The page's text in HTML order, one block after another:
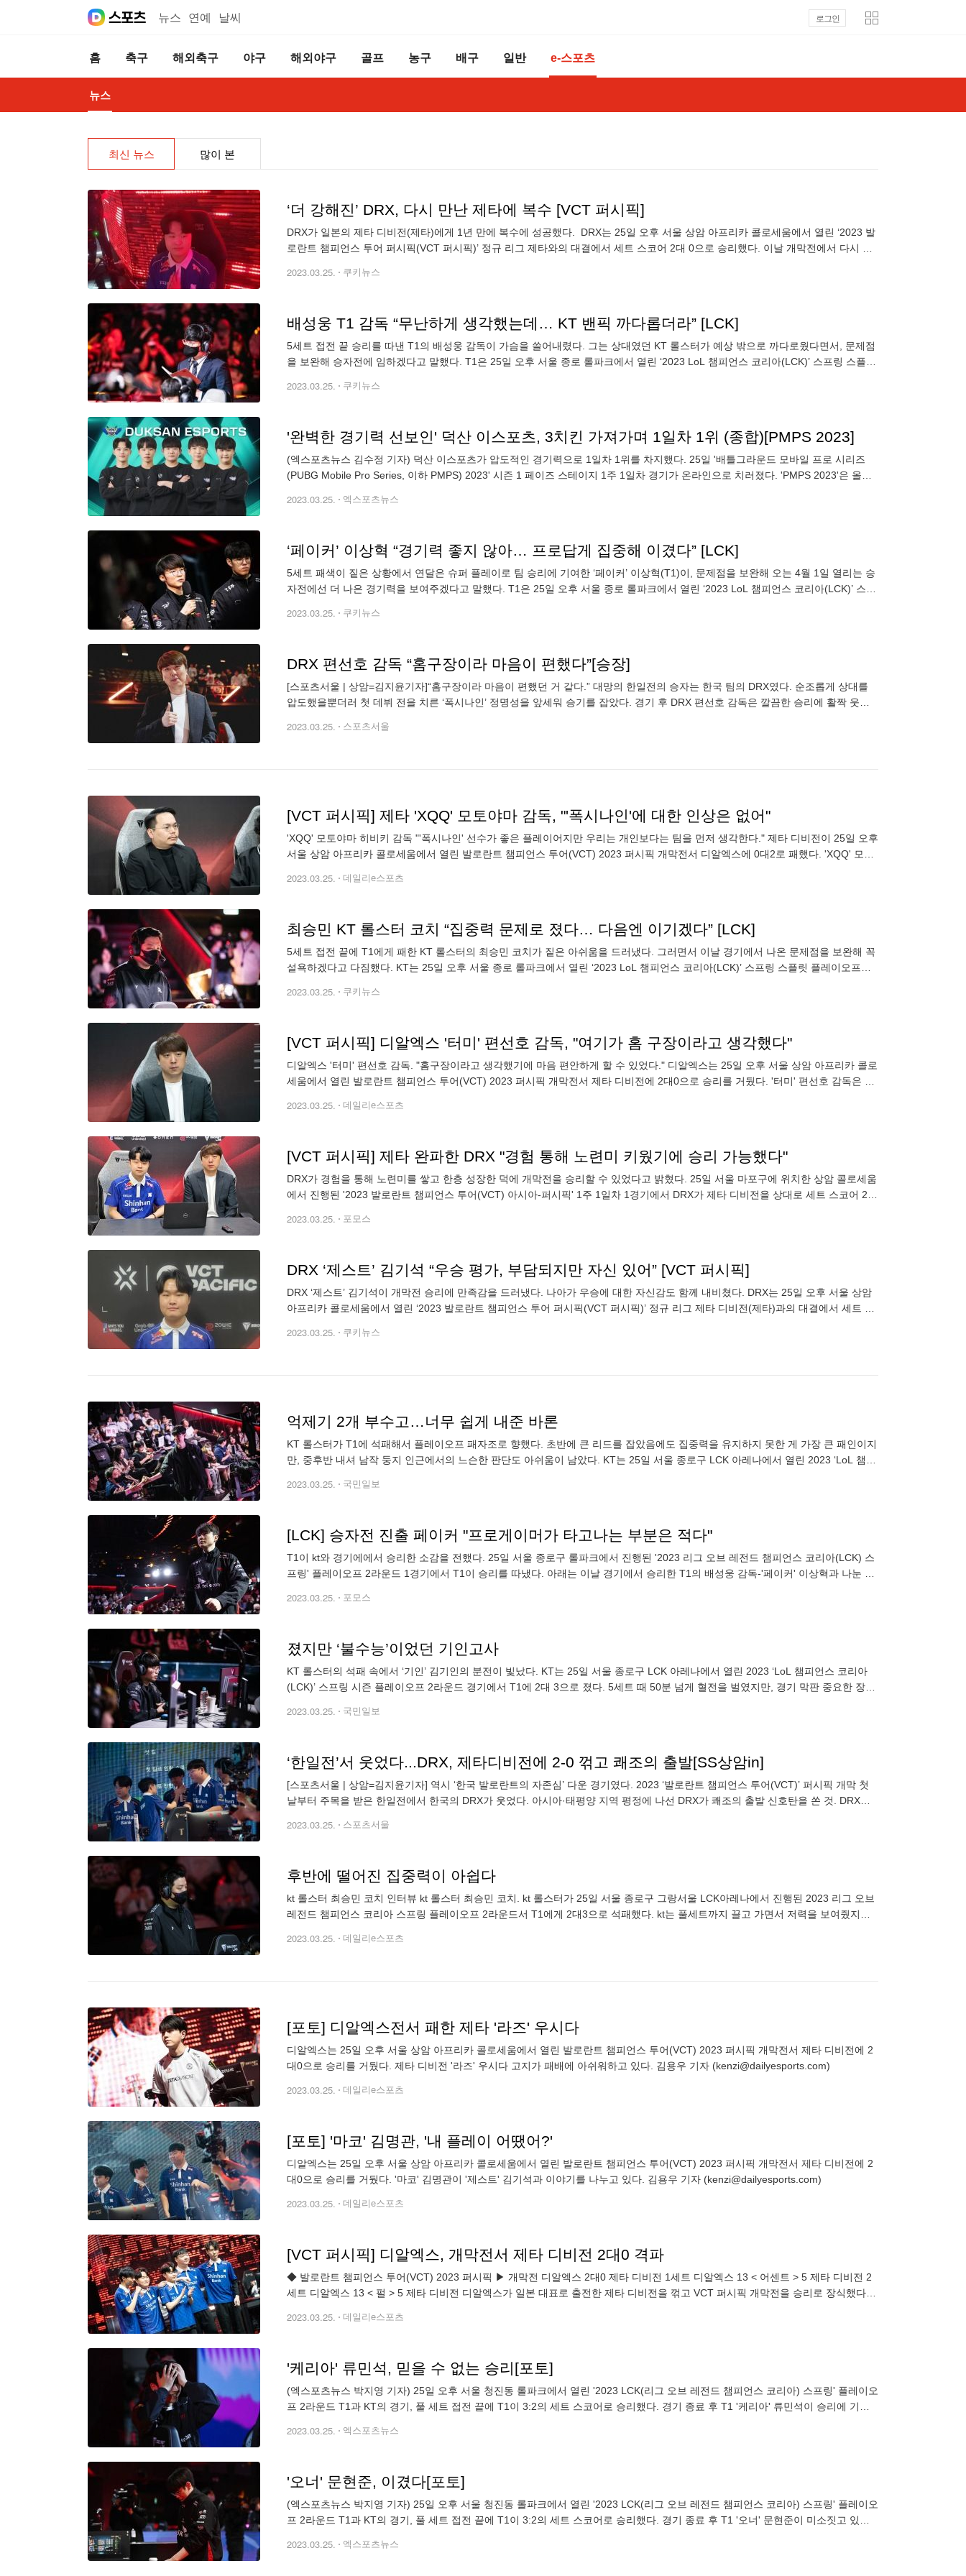
뉴스 연예 날씨 로그인
홈 축구 해외축구 야구 해외야구 골프 농구 배구 일반 e-스포츠
뉴스
최신 뉴스 많이 본
‘더 강해진’ DRX, 다시 만난 제타에 복수 [VCT 퍼시픽]
DRX가 일본의 제타 디비전(제타)에게 1년 만에 복수에 성공했다. DRX는 25일 오후 서울 상암 아프리카 콜로세움에서 열린 ‘2023 발
로란트 챔피언스 투어 퍼시픽(VCT 퍼시픽)’ 정규 리그 제타와의 대결에서 세트 스코어 2대 0으로 승리했다. 이날 개막전에서 다시 성
2023.03.25. 쿠키뉴스
배성웅 T1 감독 “무난하게 생각했는데… KT 밴픽 까다롭더라” [LCK]
5세트 접전 끝 승리를 따낸 T1의 배성웅 감독이 가슴을 쓸어내렸다. 그는 상대였던 KT 롤스터가 예상 밖으로 까다로웠다면서, 문제점
을 보완해 승자전에 임하겠다고 말했다. T1은 25일 오후 서울 종로 롤파크에서 열린 ‘2023 LoL 챔피언스 코리아(LCK)’ 스프링 스플릿
2023.03.25. 쿠키뉴스
'완벽한 경기력 선보인' 덕산 이스포츠, 3치킨 가져가며 1일차 1위 (종합)[PMPS 2023]
(엑스포츠뉴스 김수정 기자) 덕산 이스포츠가 압도적인 경기력으로 1일차 1위를 차지했다. 25일 '배틀그라운드 모바일 프로 시리즈
(PUBG Mobile Pro Series, 이하 PMPS) 2023' 시즌 1 페이즈 스테이지 1주 1일차 경기가 온라인으로 치러졌다. 'PMPS 2023'은 올해
2023.03.25. 엑스포츠뉴스
‘페이커’ 이상혁 “경기력 좋지 않아… 프로답게 집중해 이겼다” [LCK]
5세트 패색이 짙은 상황에서 연달은 슈퍼 플레이로 팀 승리에 기여한 ‘페이커’ 이상혁(T1)이, 문제점을 보완해 오는 4월 1일 열리는 승
자전에선 더 나은 경기력을 보여주겠다고 말했다. T1은 25일 오후 서울 종로 롤파크에서 열린 ‘2023 LoL 챔피언스 코리아(LCK)’ 스프
2023.03.25. 쿠키뉴스
DRX 편선호 감독 “홈구장이라 마음이 편했다”[승장]
[스포츠서울 | 상암=김지윤기자]“홈구장이라 마음이 편했던 거 같다.” 대망의 한일전의 승자는 한국 팀의 DRX였다. 순조롭게 상대를
압도했을뿐더러 첫 데뷔 전을 치른 ‘폭시나인’ 정명성을 앞세워 승기를 잡았다. 경기 후 DRX 편선호 감독은 깔끔한 승리에 활짝 웃으
2023.03.25. 스포츠서울
[VCT 퍼시픽] 제타 'XQQ' 모토야마 감독, "'폭시나인'에 대한 인상은 없어"
'XQQ' 모토야마 히비키 감독 "'폭시나인' 선수가 좋은 플레이어지만 우리는 개인보다는 팀을 먼저 생각한다." 제타 디비전이 25일 오후
서울 상암 아프리카 콜로세움에서 열린 발로란트 챔피언스 투어(VCT) 2023 퍼시픽 개막전서 디알엑스에 0대2로 패했다. 'XQQ' 모토
2023.03.25. 데일리e스포츠
최승민 KT 롤스터 코치 “집중력 문제로 졌다… 다음엔 이기겠다” [LCK]
5세트 접전 끝에 T1에게 패한 KT 롤스터의 최승민 코치가 짙은 아쉬움을 드러냈다. 그러면서 이날 경기에서 나온 문제점을 보완해 꼭
설욕하겠다고 다짐했다. KT는 25일 오후 서울 종로 롤파크에서 열린 ‘2023 LoL 챔피언스 코리아(LCK)’ 스프링 스플릿 플레이오프
2023.03.25. 쿠키뉴스
[VCT 퍼시픽] 디알엑스 '터미' 편선호 감독, "여기가 홈 구장이라고 생각했다"
디알엑스 '터미' 편선호 감독. "홈구장이라고 생각했기에 마음 편안하게 할 수 있었다." 디알엑스는 25일 오후 서울 상암 아프리카 콜로
세움에서 열린 발로란트 챔피언스 투어(VCT) 2023 퍼시픽 개막전서 제타 디비전에 2대0으로 승리를 거뒀다. '터미' 편선호 감독은 경
2023.03.25. 데일리e스포츠
[VCT 퍼시픽] 제타 완파한 DRX "경험 통해 노련미 키웠기에 승리 가능했다"
DRX가 경험을 통해 노련미를 쌓고 한층 성장한 덕에 개막전을 승리할 수 있었다고 밝혔다. 25일 서울 마포구에 위치한 상암 콜로세움
에서 진행된 '2023 발로란트 챔피언스 투어(VCT) 아시아-퍼시픽' 1주 1일차 1경기에서 DRX가 제타 디비전을 상대로 세트 스코어 2:0
2023.03.25. 포모스
DRX ‘제스트’ 김기석 “우승 평가, 부담되지만 자신 있어” [VCT 퍼시픽]
DRX ‘제스트’ 김기석이 개막전 승리에 만족감을 드러냈다. 나아가 우승에 대한 자신감도 함께 내비쳤다. DRX는 25일 오후 서울 상암
아프리카 콜로세움에서 열린 ‘2023 발로란트 챔피언스 투어 퍼시픽(VCT 퍼시픽)’ 정규 리그 제타 디비전(제타)과의 대결에서 세트 스
2023.03.25. 쿠키뉴스
억제기 2개 부수고…너무 쉽게 내준 바론
KT 롤스터가 T1에 석패해서 플레이오프 패자조로 향했다. 초반에 큰 리드를 잡았음에도 집중력을 유지하지 못한 게 가장 큰 패인이지
만, 중후반 내셔 남작 둥지 인근에서의 느슨한 판단도 아쉬움이 남았다. KT는 25일 서울 종로구 LCK 아레나에서 열린 2023 ‘LoL 챔피
2023.03.25. 국민일보
[LCK] 승자전 진출 페이커 "프로게이머가 타고나는 부분은 적다"
T1이 kt와 경기에에서 승리한 소감을 전했다. 25일 서울 종로구 롤파크에서 진행된 '2023 리그 오브 레전드 챔피언스 코리아(LCK) 스
프링' 플레이오프 2라운드 1경기에서 T1이 승리를 따냈다. 아래는 이날 경기에서 승리한 T1의 배성웅 감독-'페이커' 이상혁과 나눈 인
2023.03.25. 포모스
졌지만 ‘불수능’이었던 기인고사
KT 롤스터의 석패 속에서 ‘기인’ 김기인의 분전이 빛났다. KT는 25일 서울 종로구 LCK 아레나에서 열린 2023 ‘LoL 챔피언스 코리아
(LCK)’ 스프링 시즌 플레이오프 2라운드 경기에서 T1에 2대 3으로 졌다. 5세트 때 50분 넘게 혈전을 벌였지만, 경기 막판 중요한 장로
2023.03.25. 국민일보
‘한일전’서 웃었다...DRX, 제타디비전에 2-0 꺾고 쾌조의 출발[SS상암in]
[스포츠서울 | 상암=김지윤기자] 역시 ‘한국 발로란트의 자존심’ 다운 경기였다. 2023 ‘발로란트 챔피언스 투어(VCT)’ 퍼시픽 개막 첫
날부터 주목을 받은 한일전에서 한국의 DRX가 웃었다. 아시아·태평양 지역 평정에 나선 DRX가 쾌조의 출발 신호탄을 쏜 것. DRX는
2023.03.25. 스포츠서울
후반에 떨어진 집중력이 아쉽다
kt 롤스터 최승민 코치 인터뷰 kt 롤스터 최승민 코치. kt 롤스터가 25일 서울 종로구 그랑서울 LCK아레나에서 진행된 2023 리그 오브
레전드 챔피언스 코리아 스프링 플레이오프 2라운드서 T1에게 2대3으로 석패했다. kt는 풀세트까지 끌고 가면서 저력을 보여줬지만,
2023.03.25. 데일리e스포츠
[포토] 디알엑스전서 패한 제타 '라즈' 우시다
디알엑스는 25일 오후 서울 상암 아프리카 콜로세움에서 열린 발로란트 챔피언스 투어(VCT) 2023 퍼시픽 개막전서 제타 디비전에 2
대0으로 승리를 거뒀다. 제타 디비전 '라즈' 우시다 고지가 패배에 아쉬워하고 있다. 김용우 기자 (kenzi@dailyesports.com)
2023.03.25. 데일리e스포츠
[포토] '마코' 김명관, '내 플레이 어땠어?'
디알엑스는 25일 오후 서울 상암 아프리카 콜로세움에서 열린 발로란트 챔피언스 투어(VCT) 2023 퍼시픽 개막전서 제타 디비전에 2
대0으로 승리를 거뒀다. '마코' 김명관이 '제스트' 김기석과 이야기를 나누고 있다. 김용우 기자 (kenzi@dailyesports.com)
2023.03.25. 데일리e스포츠
[VCT 퍼시픽] 디알엑스, 개막전서 제타 디비전 2대0 격파
◆ 발로란트 챔피언스 투어(VCT) 2023 퍼시픽 ▶ 개막전 디알엑스 2대0 제타 디비전 1세트 디알엑스 13 < 어센트 > 5 제타 디비전 2
세트 디알엑스 13 < 펄 > 5 제타 디비전 디알엑스가 일본 대표로 출전한 제타 디비전을 꺾고 VCT 퍼시픽 개막전을 승리로 장식했다.
2023.03.25. 데일리e스포츠
'케리아' 류민석, 믿을 수 없는 승리[포토]
(엑스포츠뉴스 박지영 기자) 25일 오후 서울 청진동 롤파크에서 열린 '2023 LCK(리그 오브 레전드 챔피언스 코리아) 스프링' 플레이오
프 2라운드 T1과 KT의 경기, 풀 세트 접전 끝에 T1이 3:2의 세트 스코어로 승리했다. 경기 종료 후 T1 '케리아' 류민석이 승리에 기뻐
2023.03.25. 엑스포츠뉴스
'오너' 문현준, 이겼다[포토]
(엑스포츠뉴스 박지영 기자) 25일 오후 서울 청진동 롤파크에서 열린 '2023 LCK(리그 오브 레전드 챔피언스 코리아) 스프링' 플레이오
프 2라운드 T1과 KT의 경기, 풀 세트 접전 끝에 T1이 3:2의 세트 스코어로 승리했다. 경기 종료 후 T1 '오너' 문현준이 미소짓고 있다.
2023.03.25. 엑스포츠뉴스